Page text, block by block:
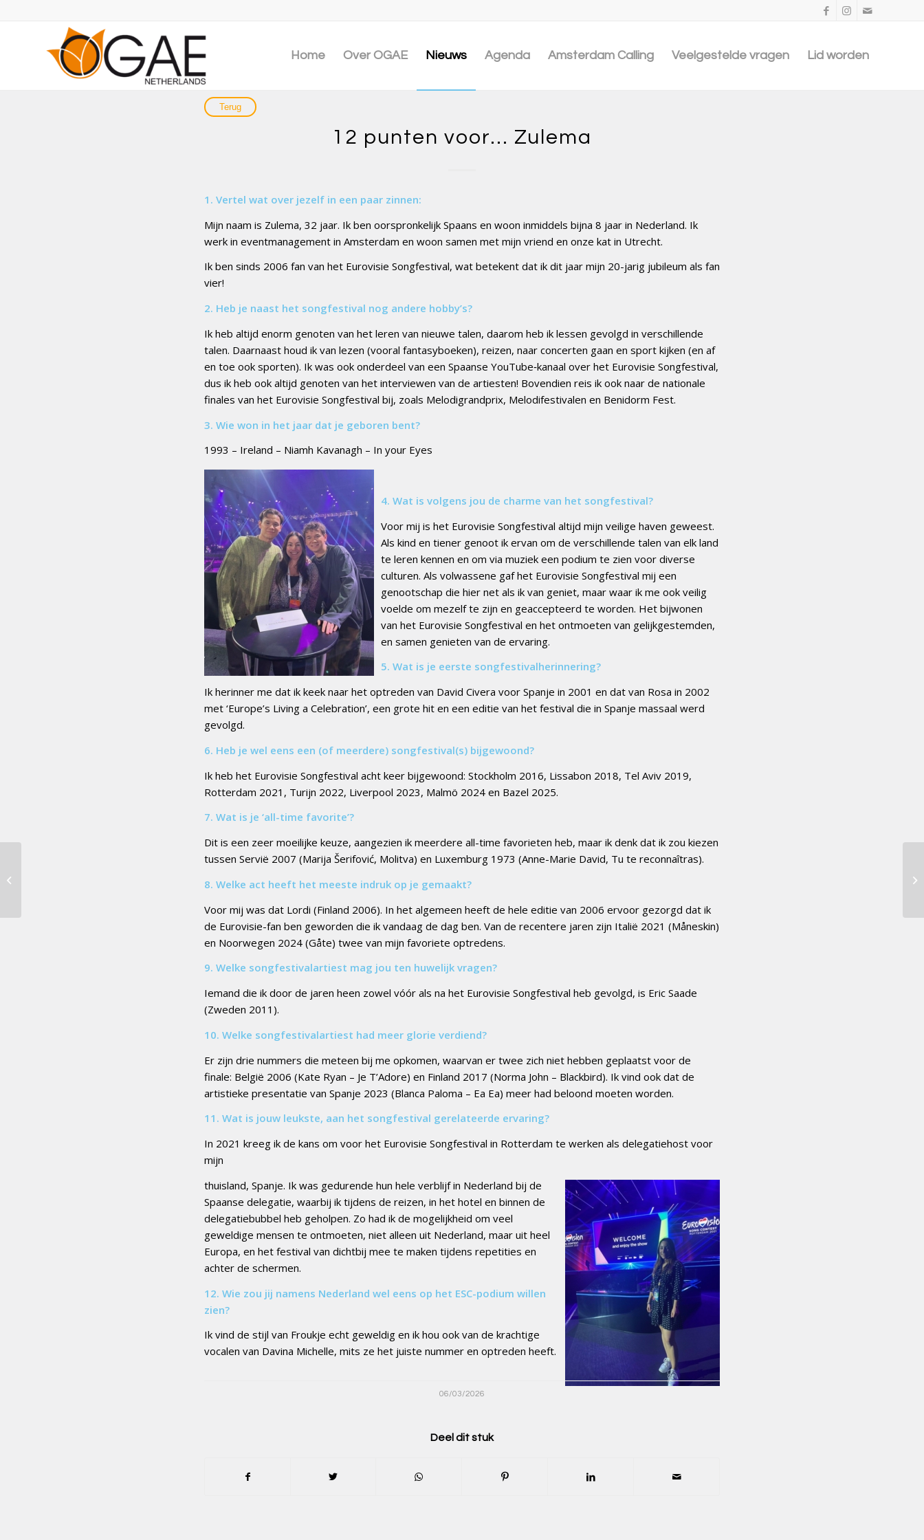
Home Over OGAE Nieuws Agenda Amsterdam Calling Veelgestelde vragen Lid worden
12 punten voor… Zulema
1. Vertel wat over jezelf in een paar zinnen:
Mijn naam is Zulema, 32 jaar. Ik ben oorspronkelijk Spaans en woon inmiddels bijna 8 jaar in Nederland. Ik
werk in eventmanagement in Amsterdam en woon samen met mijn vriend en onze kat in Utrecht.
Ik ben sinds 2006 fan van het Eurovisie Songfestival, wat betekent dat ik dit jaar mijn 20-jarig jubileum als fan
vier!
2. Heb je naast het songfestival nog andere hobby’s?
Ik heb altijd enorm genoten van het leren van nieuwe talen, daarom heb ik lessen gevolgd in verschillende
talen. Daarnaast houd ik van lezen (vooral fantasyboeken), reizen, naar concerten gaan en sport kijken (en af
en toe ook sporten). Ik was ook onderdeel van een Spaanse YouTube‑kanaal over het Eurovisie Songfestival,
dus ik heb ook altijd genoten van het interviewen van de artiesten! Bovendien reis ik ook naar de nationale
finales van het Eurovisie Songfestival bij, zoals Melodigrandprix, Melodifestivalen en Benidorm Fest.
3. Wie won in het jaar dat je geboren bent?
1993 – Ireland – Niamh Kavanagh – In your Eyes
4. Wat is volgens jou de charme van het songfestival?
Voor mij is het Eurovisie Songfestival altijd mijn veilige haven geweest.
Als kind en tiener genoot ik ervan om de verschillende talen van elk land
te leren kennen en om via muziek een podium te zien voor diverse
culturen. Als volwassene gaf het Eurovisie Songfestival mij een
genootschap die hier net als ik van geniet, maar waar ik me ook veilig
voelde om mezelf te zijn en geaccepteerd te worden. Het bijwonen
van het Eurovisie Songfestival en het ontmoeten van gelijkgestemden,
en samen genieten van de ervaring.
5. Wat is je eerste songfestivalherinnering?
Ik herinner me dat ik keek naar het optreden van David Civera voor Spanje in 2001 en dat van Rosa in 2002
met ‘Europe’s Living a Celebration’, een grote hit en een editie van het festival die in Spanje massaal werd
gevolgd.
6. Heb je wel eens een (of meerdere) songfestival(s) bijgewoond?
Ik heb het Eurovisie Songfestival acht keer bijgewoond: Stockholm 2016, Lissabon 2018, Tel Aviv 2019,
Rotterdam 2021, Turijn 2022, Liverpool 2023, Malmö 2024 en Bazel 2025.
7. Wat is je ‘all-time favorite’?
Dit is een zeer moeilijke keuze, aangezien ik meerdere all-time favorieten heb, maar ik denk dat ik zou kiezen
tussen Servië 2007 (Marija Šerifović, Molitva) en Luxemburg 1973 (Anne-Marie David, Tu te reconnaîtras).
8. Welke act heeft het meeste indruk op je gemaakt?
Voor mij was dat Lordi (Finland 2006). In het algemeen heeft de hele editie van 2006 ervoor gezorgd dat ik
de Eurovisie-fan ben geworden die ik vandaag de dag ben. Van de recentere jaren zijn Italië 2021 (Måneskin)
en Noorwegen 2024 (Gåte) twee van mijn favoriete optredens.
9. Welke songfestivalartiest mag jou ten huwelijk vragen?
Iemand die ik door de jaren heen zowel vóór als na het Eurovisie Songfestival heb gevolgd, is Eric Saade
(Zweden 2011).
10. Welke songfestivalartiest had meer glorie verdiend?
Er zijn drie nummers die meteen bij me opkomen, waarvan er twee zich niet hebben geplaatst voor de
finale: België 2006 (Kate Ryan – Je T’Adore) en Finland 2017 (Norma John – Blackbird). Ik vind ook dat de
artistieke presentatie van Spanje 2023 (Blanca Paloma – Ea Ea) meer had beloond moeten worden.
11. Wat is jouw leukste, aan het songfestival gerelateerde ervaring?
In 2021 kreeg ik de kans om voor het Eurovisie Songfestival in Rotterdam te werken als delegatiehost voor
mijn
thuisland, Spanje. Ik was gedurende hun hele verblijf in Nederland bij de
Spaanse delegatie, waarbij ik tijdens de reizen, in het hotel en binnen de
delegatiebubbel heb geholpen. Zo had ik de mogelijkheid om veel
geweldige mensen te ontmoeten, niet alleen uit Nederland, maar uit heel
Europa, en het festival van dichtbij mee te maken tijdens repetities en
achter de schermen.
12. Wie zou jij namens Nederland wel eens op het ESC-podium willen
zien?
Ik vind de stijl van Froukje echt geweldig en ik hou ook van de krachtige
vocalen van Davina Michelle, mits ze het juiste nummer en optreden heeft.
06/03/2026
Deel dit stuk